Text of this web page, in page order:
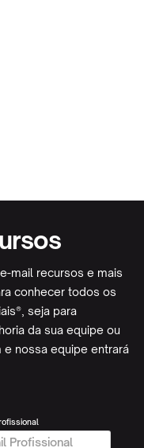
mail recursos e mais
conhecer todos os
seja para
da sua equipe ou
nossa equipe entrará